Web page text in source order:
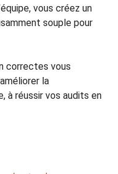
vous créez un
souple pour
correctes vous
la
à réussir vos audits en